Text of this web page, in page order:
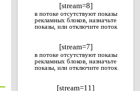
[stream=8]
в потоке отсутствуют показы
рекламных блоков, назначьте
показы, или отключите поток
[stream=7]
в потоке отсутствуют показы
рекламных блоков, назначьте
показы, или отключите поток
[stream=11]